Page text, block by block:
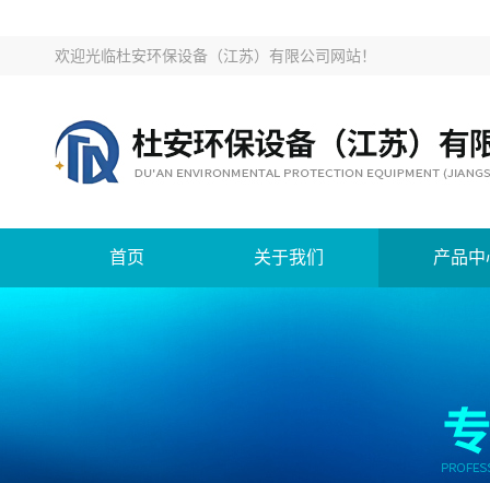
欢迎光临杜安环保设备（江苏）有限公司网站！
首页 关于我们 产品中